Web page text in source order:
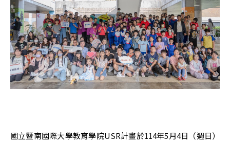
國立暨南國際大學教育學院USR計畫於114年5月4日（週日）